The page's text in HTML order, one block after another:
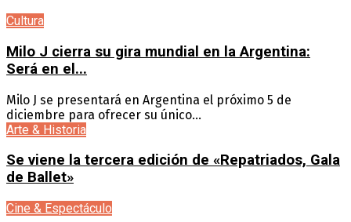
Cultura
Milo J cierra su gira mundial en la Argentina:
Será en el...
Milo J se presentará en Argentina el próximo 5 de
diciembre para ofrecer su único...
Arte & Historia
Se viene la tercera edición de «Repatriados, Gala
de Ballet»
Cine & Espectáculo